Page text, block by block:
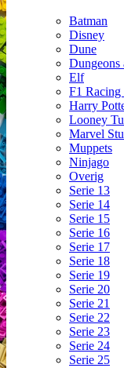
Batman
Disney
Dune
Dungeons
Elf
F1 Racing
Harry
Looney
Marvel
Muppets
Ninjago
Overig
Serie 13
Serie 14
Serie 15
Serie 16
Serie 17
Serie 18
Serie 19
Serie 20
Serie 21
Serie 22
Serie 23
Serie 24
Serie 25